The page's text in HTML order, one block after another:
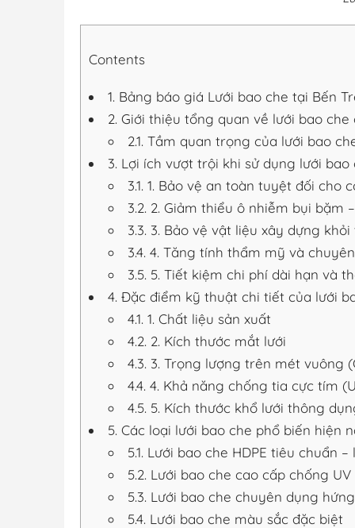
Contents
1. Bảng báo giá Lưới bao che tại Bến
2. Giới thiệu tổng quan về lưới bao
2.1. Tầm quan trọng của lưới bao
3. Lợi ích vượt trội khi sử dụng lưới
3.1. 1. Bảo vệ an toàn tuyệt đối cho
3.2. 2. Giảm thiểu ô nhiễm bụi bặm
3.3. 3. Bảo vệ vật liệu xây dựng
3.4. 4. Tăng tính thẩm mỹ và
3.5. 5. Tiết kiệm chi phí dài hạn và
4. Đặc điểm kỹ thuật chi tiết của lưới
4.1. 1. Chất liệu sản xuất
4.2. 2. Kích thước mắt lưới
4.3. 3. Trọng lượng trên mét vuông
4.4. 4. Khả năng chống tia cực tím
4.5. 5. Kích thước khổ lưới thông
5. Các loại lưới bao che phổ biến hiện
5.1. Lưới bao che HDPE tiêu chuẩn
5.2. Lưới bao che cao cấp chống
5.3. Lưới bao che chuyên dụng
5.4. Lưới bao che màu sắc đặc biệt